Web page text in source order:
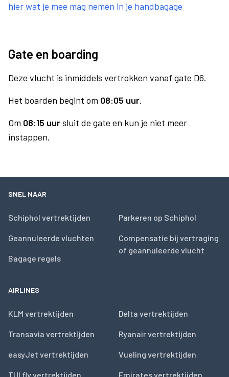
hier wat je mee mag nemen in je handbagage
Gate en boarding
Deze vlucht is inmiddels vertrokken vanaf gate D6.
Het boarden begint om 08:05 uur.
Om 08:15 uursluit de gate en kun je niet meer
instappen.
SNEL NAAR
Schiphol vertrektijden
Geannuleerde vluchten
Bagage regels
Parkeren op Schiphol
Compensatie bij vertraging
of geannuleerde vlucht
AIRLINES
KLM vertrektijden
Transavia vertrektijden
easyJet vertrektijden
TUI fly vertrektijden
Delta vertrektijden
Ryanair vertrektijden
Vueling vertrektijden
Emirates vertrektijden